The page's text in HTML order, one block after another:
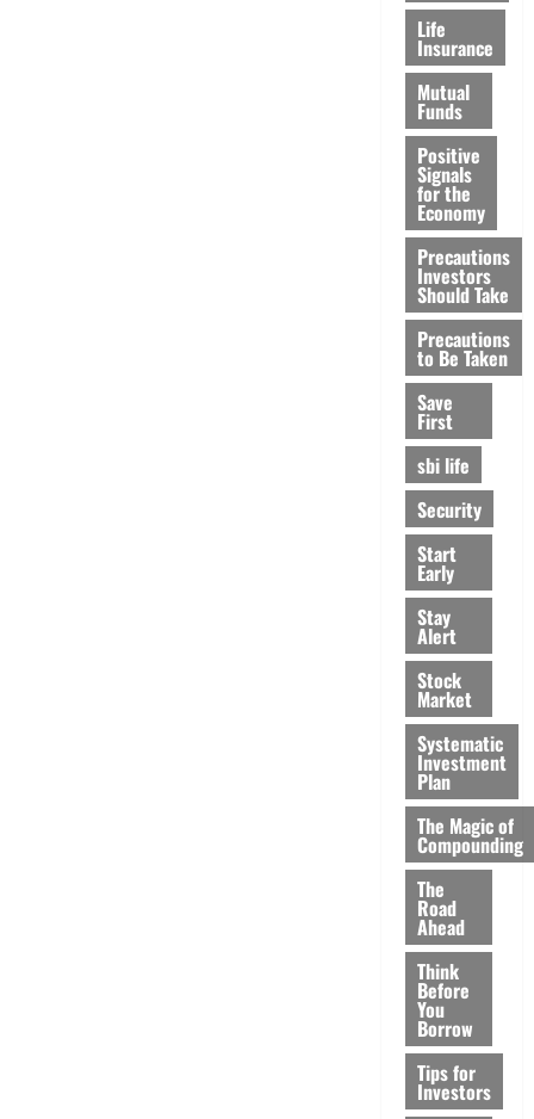
Life
Insurance
Mutual
Funds
Positive
Signals
for the
Economy
Precautions
Investors
Should Take
Precautions
to Be Taken
Save
First
sbi life
Security
Start
Early
Stay
Alert
Stock
Market
Systematic
Investment
Plan
The Magic of
Compounding
The
Road
Ahead
Think
Before
You
Borrow
Tips for
Investors